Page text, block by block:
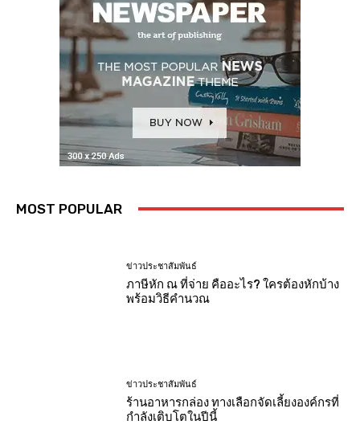
MOST POPULAR
ข่าวประชาสัมพันธ์
ภาษีหัก ณ ที่จ่าย คืออะไร? ใครต้องหักบ้าง
พร้อมวิธีคำนวณ
ข่าวประชาสัมพันธ์
ร้านอาหารกล่อง ทางเลือกจัดเลี้ยงองค์กรที่
กำลังเติบโตในปีนี้